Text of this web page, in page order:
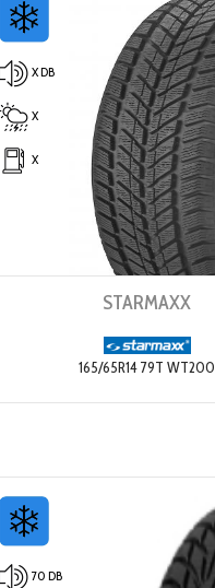
X DB
X
X
STARMAXX
165/65R14 79T WT200
70 DB